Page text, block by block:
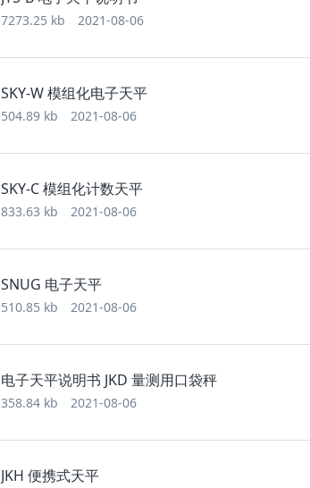
7273.25 kb 2021-08-06
SKY-W 模组化电子天平
504.89 kb 2021-08-06
SKY-C 模组化计数天平
833.63 kb 2021-08-06
SNUG 电子天平
510.85 kb 2021-08-06
电子天平说明书 JKD 量测用口袋秤
358.84 kb 2021-08-06
JKH 便携式天平